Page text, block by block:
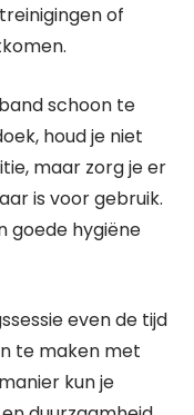
of
schoon te
houd je niet
maar zorg je er
is voor gebruik.
goede hygiëne
even de tijd
te maken met
kun je